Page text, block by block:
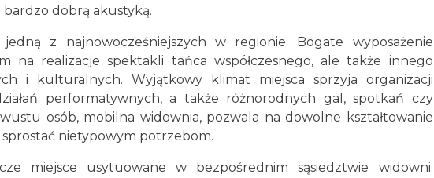
dobrą akustyką.
z najnowocześniejszych w regionie. Bogate wyposażenie
na realizacje spektakli tańca współczesnego, ale także innego
i kulturalnych. Wyjątkowy klimat miejsca sprzyja organizacji
performatywnych, a także różnorodnych gal, spotkań czy
osób, mobilna widownia, pozwala na dowolne kształtowanie
nietypowym potrzebom.
miejsce usytuowane w bezpośrednim sąsiedztwie widowni.